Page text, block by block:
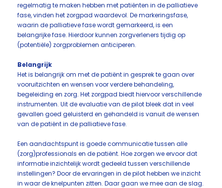
regelmatig te maken hebben met patiënten in de palliatieve
fase, vinden het zorgpad waardevol. De markeringsfase,
waarin de palliatieve fase wordt gemarkeerd, is een
belangrijke fase. Hierdoor kunnen zorgverleners tijdig op
(potentiële) zorgproblemen anticiperen.
Belangrijk
Het is belangrijk om met de patiënt in gesprek te gaan over
vooruitzichten en wensen voor verdere behandeling,
begeleiding en zorg. Het zorgpad biedt hiervoor verschillende
instrumenten. Uit de evaluatie van de pilot bleek dat in veel
gevallen goed geluisterd en gehandeld is vanuit de wensen
van de patiënt in de palliatieve fase.
Een aandachtspunt is goede communicatie tussen alle
(zorg)professionals en de patiënt. Hoe zorgen we ervoor dat
informatie inzichtelijk wordt gedeeld tussen verschillende
instellingen? Door de ervaringen in de pilot hebben we inzicht
in waar de knelpunten zitten. Daar gaan we mee aan de slag.